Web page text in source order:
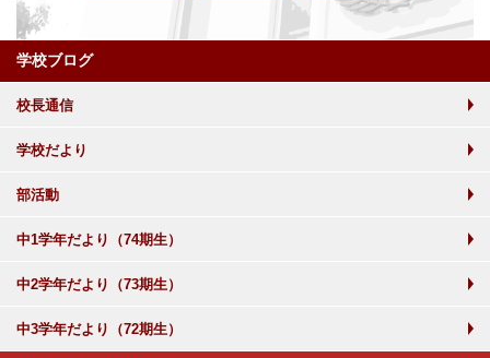
学校ブログ
校長通信
学校だより
部活動
中1学年だより（74期生）
中2学年だより（73期生）
中3学年だより（72期生）